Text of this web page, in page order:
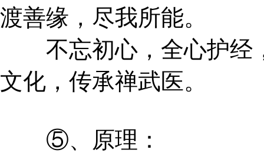
渡善缘，尽我所能。
不忘初心，全心护经
文化，传承禅武医。
⑤、原理：